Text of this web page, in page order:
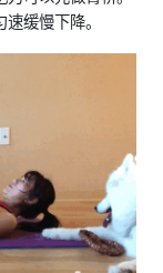
缓慢下降。